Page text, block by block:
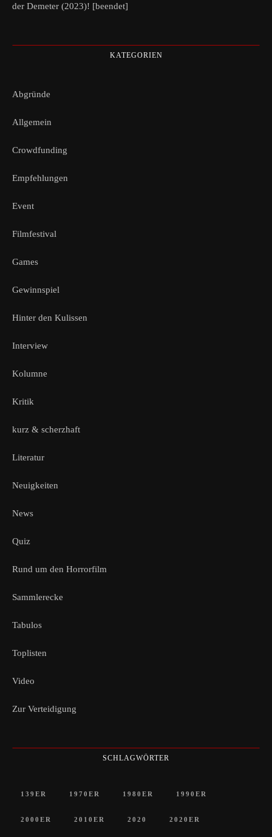
der Demeter (2023)! [beendet]
KATEGORIEN
Abgründe
Allgemein
Crowdfunding
Empfehlungen
Event
Filmfestival
Games
Gewinnspiel
Hinter den Kulissen
Interview
Kolumne
Kritik
kurz & scherzhaft
Literatur
Neuigkeiten
News
Quiz
Rund um den Horrorfilm
Sammlerecke
Tabulos
Toplisten
Video
Zur Verteidigung
SCHLAGWÖRTER
139ER 1970ER 1980ER 1990ER
2000ER 2010ER 2020 2020ER